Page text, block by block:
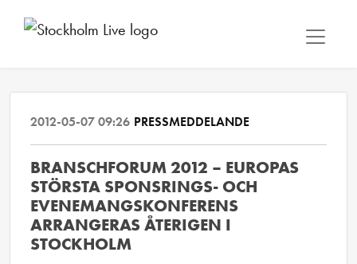
2012-05-07 09:26 PRESSMEDDELANDE
BRANSCHFORUM 2012 – EUROPAS
STÖRSTA SPONSRINGS- OCH
EVENEMANGSKONFERENS
ARRANGERAS ÅTERIGEN I
STOCKHOLM